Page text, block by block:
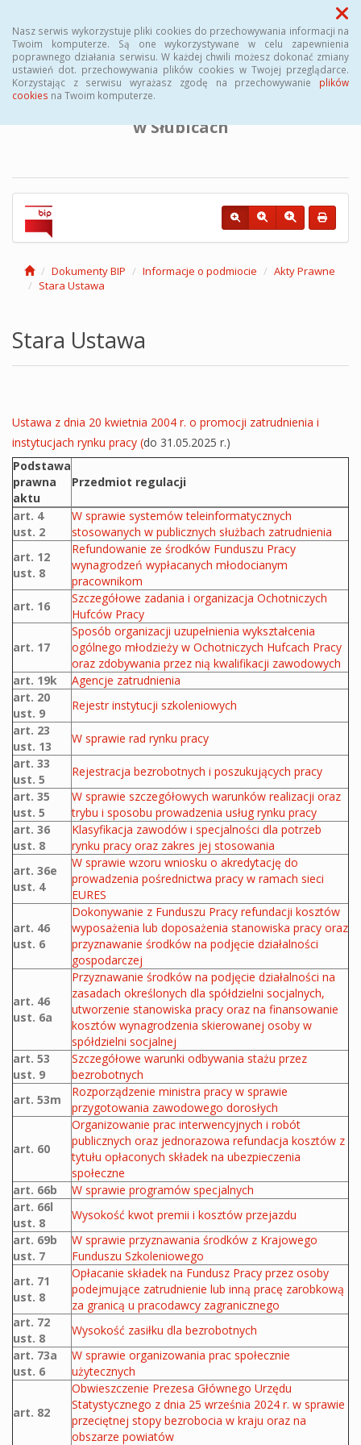
Nasz serwis wykorzystuje pliki cookies do przechowywania informacji na
Twoim komputerze. Są one wykorzystywane w celu zapewnienia
poprawnego działania serwisu. W każdej chwili możesz dokonać zmiany
ustawień dot. przechowywania plików cookies w Twojej przeglądarce.
Korzystając z serwisu wyrażasz zgodę na przechowywanie plików
cookies na Twoim komputerze.
Menu
BIULETYN INFORMACJI PUBLICZNEJ
Powiatowego Urzędu Pracy
w Słubicach
Dokumenty BIP Informacje o podmiocie
Akty Prawne
Stara Ustawa
Stara Ustawa
Ustawa z dnia 20 kwietnia 2004 r. o promocji zatrudnienia i
instytucjach rynku pracy (do 31.05.2025 r.)
Akty prawne ustawy
Podstawa
prawna
aktu
Przedmiot regulacji
art. 4
ust. 2
W sprawie systemów teleinformatycznych
stosowanych w publicznych służbach zatrudnienia
art. 12
ust. 8
Refundowanie ze środków Funduszu Pracy
wynagrodzeń wypłacanych młodocianym
pracownikom
art. 16
Szczegółowe zadania i organizacja Ochotniczych
Hufców Pracy
art. 17
Sposób organizacji uzupełnienia wykształcenia
ogólnego młodzieży w Ochotniczych Hufcach Pracy
oraz zdobywania przez nią kwalifikacji zawodowych
art. 19k
Agencje zatrudnienia
art. 20
ust. 9
Rejestr instytucji szkoleniowych
art. 23
ust. 13
W sprawie rad rynku pracy
art. 33
ust. 5
Rejestracja bezrobotnych i poszukujących pracy
art. 35
ust. 5
W sprawie szczegółowych warunków realizacji oraz
trybu i sposobu prowadzenia usług rynku pracy
art. 36
ust. 8
Klasyfikacja zawodów i specjalności dla potrzeb
rynku pracy oraz zakres jej stosowania
art. 36e
ust. 4
W sprawie wzoru wniosku o akredytację do
prowadzenia pośrednictwa pracy w ramach sieci
EURES
art. 46
ust. 6
Dokonywanie z Funduszu Pracy refundacji kosztów
wyposażenia lub doposażenia stanowiska pracy oraz
przyznawanie środków na podjęcie działalności
gospodarczej
art. 46
ust. 6a
Przyznawanie środków na podjęcie działalności na
zasadach określonych dla spółdzielni socjalnych,
utworzenie stanowiska pracy oraz na finansowanie
kosztów wynagrodzenia skierowanej osoby w
spółdzielni socjalnej
art. 53
ust. 9
Szczegółowe warunki odbywania stażu przez
bezrobotnych
art. 53m
Rozporządzenie ministra pracy w sprawie
przygotowania zawodowego dorosłych
art. 60
Organizowanie prac interwencyjnych i robót
publicznych oraz jednorazowa refundacja kosztów z
tytułu opłaconych składek na ubezpieczenia
społeczne
art. 66b
W sprawie programów specjalnych
art. 66l
ust. 8
Wysokość kwot premii i kosztów przejazdu
art. 69b
ust. 7
W sprawie przyznawania środków z Krajowego
Funduszu Szkoleniowego
art. 71
ust. 8
Opłacanie składek na Fundusz Pracy przez osoby
podejmujące zatrudnienie lub inną pracę zarobkową
za granicą u pracodawcy zagranicznego
art. 72
ust. 8
Wysokość zasiłku dla bezrobotnych
art. 73a
ust. 6
W sprawie organizowania prac społecznie
użytecznych
art. 82
Obwieszczenie Prezesa Głównego Urzędu
Statystycznego z dnia 25 września 2024 r. w sprawie
przeciętnej stopy bezrobocia w kraju oraz na
obszarze powiatów